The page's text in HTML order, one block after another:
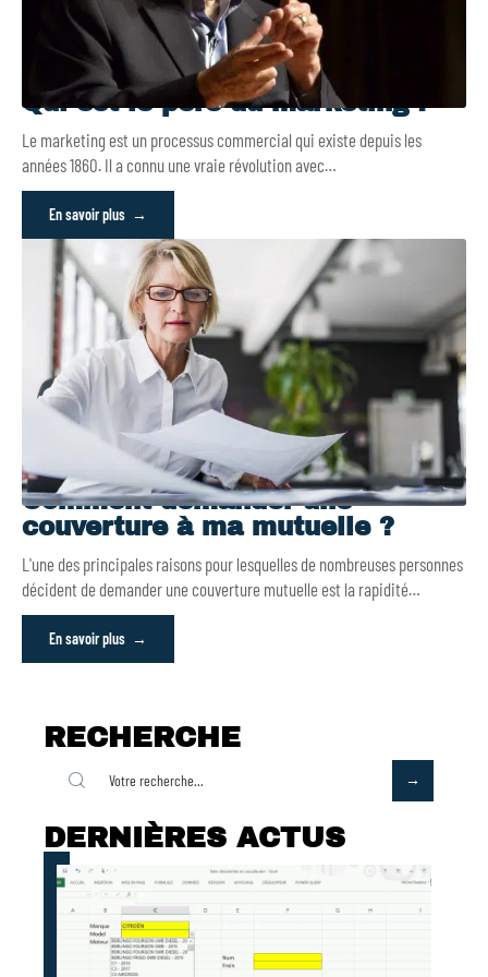
Qui est le père du marketing ?
Le marketing est un processus commercial qui existe depuis les
années 1860. Il a connu une vraie révolution avec…
En savoir plus
Comment demander une
couverture à ma mutuelle ?
L'une des principales raisons pour lesquelles de nombreuses personnes
décident de demander une couverture mutuelle est la rapidité…
En savoir plus
RECHERCHE
DERNIÈRES ACTUS